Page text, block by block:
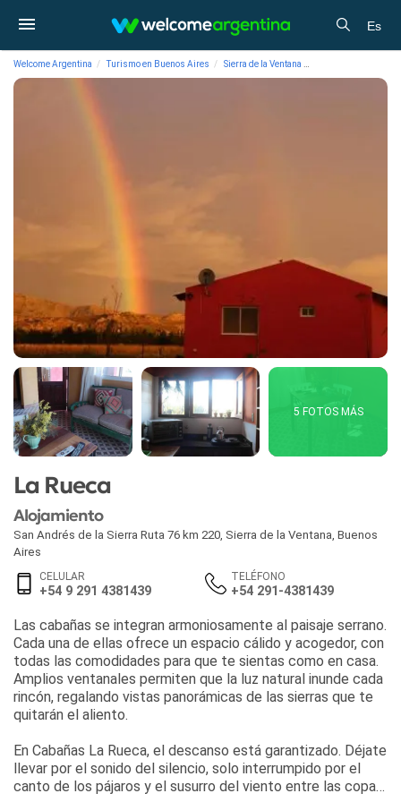
Es
Welcome Argentina Turismo en Buenos Aires Sierra de la Ventana
5 FOTOS MÁS
La Rueca
Alojamiento
San Andrés de la Sierra Ruta 76 km 220 Sierra de la Ventana Buenos
Aires
CELULAR
+54 9 291 4381439
TELÉFONO
+54 291-4381439
Las cabañas se integran armoniosamente al paisaje serrano.
Cada una de ellas ofrece un espacio cálido y acogedor, con
todas las comodidades para que te sientas como en casa.
Amplios ventanales permiten que la luz natural inunde cada
rincón, regalando vistas panorámicas de las sierras que te
quitarán el aliento.
En Cabañas La Rueca, el descanso está garantizado. Déjate
llevar por el sonido del silencio, solo interrumpido por el
canto de los pájaros y el susurro del viento entre las copas